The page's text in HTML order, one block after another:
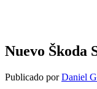
Nuevo Škoda
Publicado porDaniel